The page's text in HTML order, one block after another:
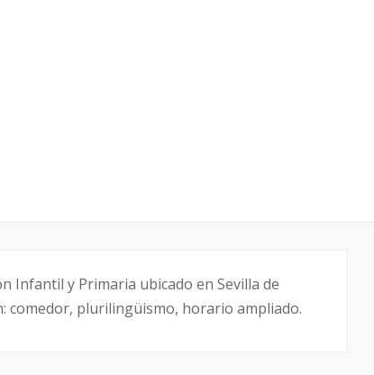
Infantil y Primaria ubicado en Sevilla de
comedor, plurilingüismo, horario ampliado.